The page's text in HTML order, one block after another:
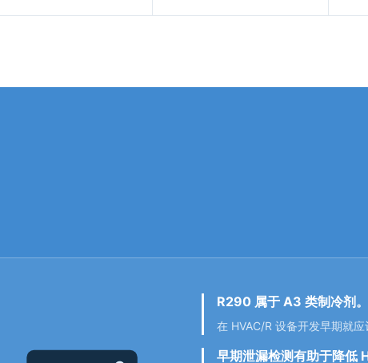
R290 属于 A3 类制冷剂。
在 HVAC/R 设备开发早期就应
早期泄漏检测有助于降低